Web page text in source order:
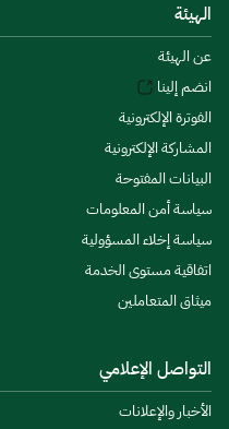
الهيئة
عن الهيئة
انضم إلينا
الفوترة الإلكترونية
المشاركة الإلكترونية
البيانات المفتوحة
سياسة أمن المعلومات
سياسة إخلاء المسؤولية
اتفاقية مستوى الخدمة
ميثاق المتعاملين
التواصل الإعلامي
الأخبار والإعلانات